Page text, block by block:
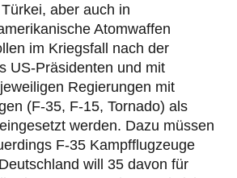
aber auch in
Atomwaffen
im Kriegsfall nach der
US-Präsidenten und mit
Regierungen mit
(F-35, F-15, Tornado) als
werden. Dazu müssen
F-35 Kampfflugzeuge
will 35 davon für